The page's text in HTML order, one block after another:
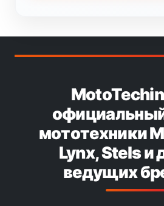
мототехники
Lynx, Stels и
ведущих